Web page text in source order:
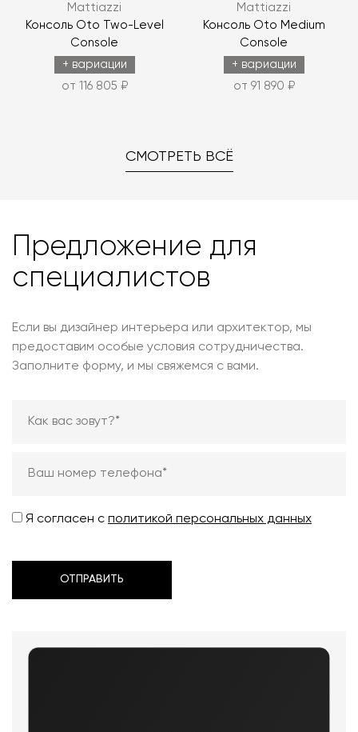
Mattiazzi
Консоль Oto Two-Level
Console
+ вариации
от 116 805 ₽
Mattiazzi
Консоль Oto Medium
Console
+ вариации
от 91 890 ₽
СМОТРЕТЬ ВСЁ
Предложение для
специалистов
Если вы дизайнер интерьера или архитектор, мы
предоставим особые условия сотрудничества.
Заполните форму, и мы свяжемся с вами.
Я согласен с политикой персональных данных
ОТПРАВИТЬ